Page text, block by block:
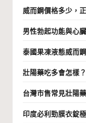
威而鋼價格多少，
男性勃起功能與心
泰國果凍液態威而鋼
壯陽藥吃多會怎樣
台灣市售常見壯陽
印度必利勁膜衣錠